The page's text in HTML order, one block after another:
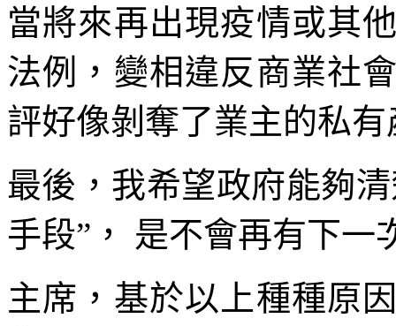
當將來再出現疫情或其
法例，變相違反商業社
評好像剝奪了業主的私有
最後，我希望政府能夠
手段”， 是不會再有下一
主席，基於以上種種原